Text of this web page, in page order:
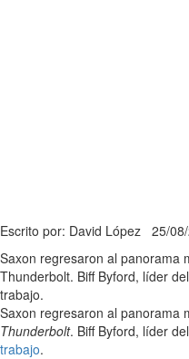
Escrito por: David López 25/
Saxon regresaron al panorama
Thunderbolt. Biff Byford, líder
trabajo.
Saxon regresaron al panorama
Thunderbolt. Biff Byford, líder
trabajo.